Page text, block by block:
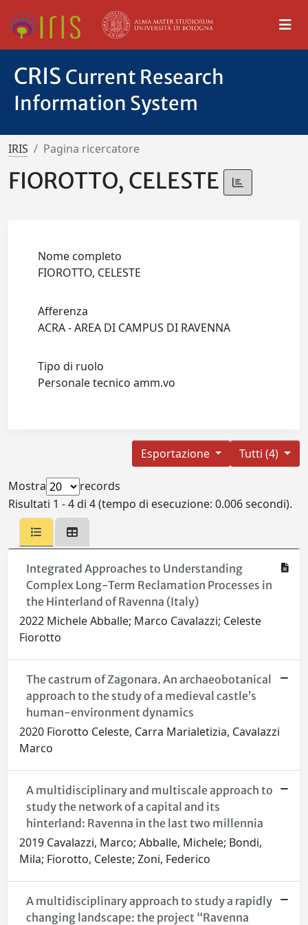
CRIS Current Research
Information System
IRIS Pagina ricercatore
FIOROTTO, CELESTE
Nome completo
FIOROTTO, CELESTE
Afferenza
ACRA - AREA DI CAMPUS DI RAVENNA
Tipo di ruolo
Personale tecnico amm.vo
Tutti (4)
Esportazione
Mostra
records
Risultati 1 - 4 di 4 (tempo di esecuzione: 0.006 secondi).
Integrated Approaches to Understanding
Complex Long-Term Reclamation Processes in
the Hinterland of Ravenna (Italy)
2022 Michele Abballe; Marco Cavalazzi; Celeste
Fiorotto
The castrum of Zagonara. An archaeobotanical
approach to the study of a medieval castle’s
human-environment dynamics
2020 Fiorotto Celeste, Carra Marialetizia, Cavalazzi
Marco
A multidisciplinary and multiscale approach to
study the network of a capital and its
hinterland: Ravenna in the last two millennia
2019 Cavalazzi, Marco; Abballe, Michele; Bondi,
Mila; Fiorotto, Celeste; Zoni, Federico
A multidisciplinary approach to study a rapidly
changing landscape: the project “Ravenna